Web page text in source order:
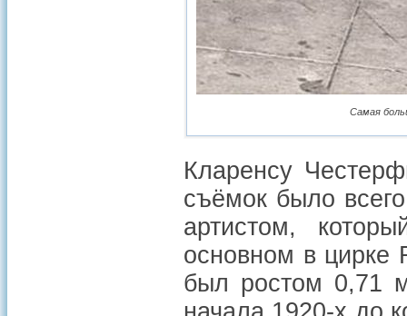
Самая
Кларенсу
съёмок было
артистом,
основном в цирке
был ростом 0,71